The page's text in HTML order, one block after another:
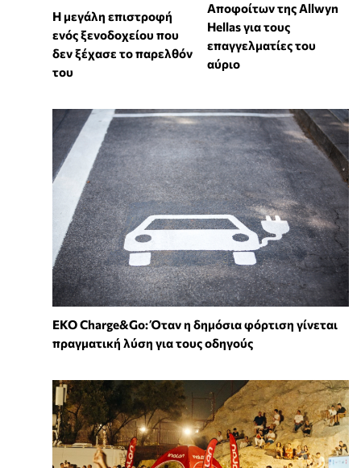
Η μεγάλη επιστροφή
ενός ξενοδοχείου που
δεν ξέχασε το παρελθόν
του
Αποφοίτων της Allwyn
Hellas για τους
επαγγελματίες του
αύριο
EKO Charge&Go: Όταν η δημόσια φόρτιση γίνεται
πραγματική λύση για τους οδηγούς